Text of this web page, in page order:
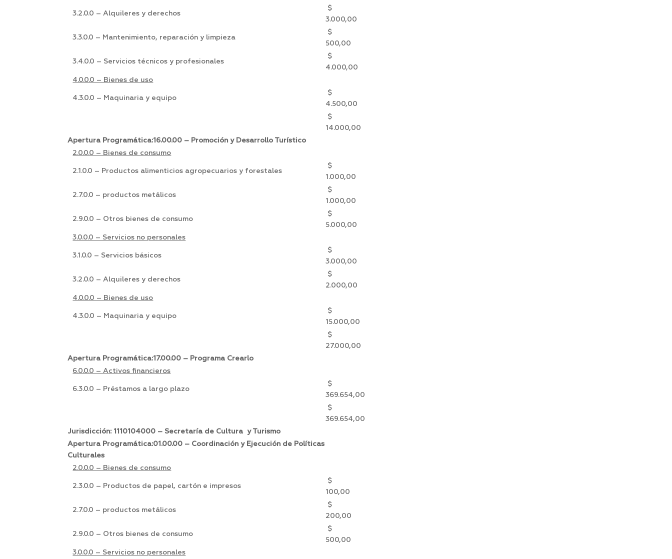
3.2.0.0 – Alquileres y derechos
$
3.000,00
3.3.0.0 – Mantenimiento, reparación y limpieza
$
500,00
3.4.0.0 – Servicios técnicos y profesionales
$
4.000,00
4.0.0.0 – Bienes de uso
4.3.0.0 – Maquinaria y equipo
$
4.500,00
$
14.000,00
Apertura Programática:16.00.00 – Promoción y Desarrollo Turístico
2.0.0.0 – Bienes de consumo
2.1.0.0 – Productos alimenticios agropecuarios y forestales
$
1.000,00
2.7.0.0 – productos metálicos
$
1.000,00
2.9.0.0 – Otros bienes de consumo
$
5.000,00
3.0.0.0 – Servicios no personales
3.1.0.0 – Servicios básicos
$
3.000,00
3.2.0.0 – Alquileres y derechos
$
2.000,00
4.0.0.0 – Bienes de uso
4.3.0.0 – Maquinaria y equipo
$
15.000,00
$
27.000,00
Apertura Programática:17.00.00 – Programa Crearlo
6.0.0.0 – Activos financieros
6.3.0.0 – Préstamos a largo plazo
$
369.654,00
$
369.654,00
Jurisdicción: 1110104000 – Secretaría de Cultura y Turismo
Apertura Programática:01.00.00 – Coordinación y Ejecución de Políticas
Culturales
2.0.0.0 – Bienes de consumo
2.3.0.0 – Productos de papel, cartón e impresos
$
100,00
2.7.0.0 – productos metálicos
$
200,00
2.9.0.0 – Otros bienes de consumo
$
500,00
3.0.0.0 – Servicios no personales